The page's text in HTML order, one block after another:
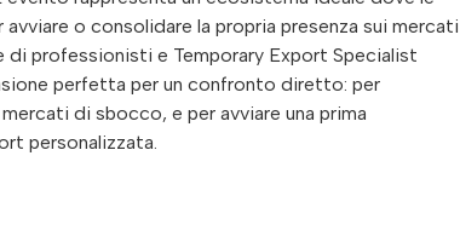
o consolidare la propria presenza sui mercati
di professionisti e Temporary Export Specialist
perfetta per un confronto diretto: per
di sbocco, e per avviare una prima
personalizzata.